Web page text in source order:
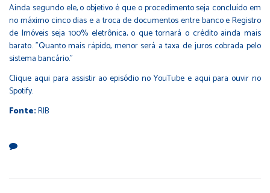
Ainda segundo ele, o objetivo é que o procedimento seja concluído em
no máximo cinco dias e a troca de documentos entre banco e Registro
de Imóveis seja 100% eletrônica, o que tornará o crédito ainda mais
barato. "Quanto mais rápido, menor será a taxa de juros cobrada pelo
sistema bancário."
Clique aqui para assistir ao episódio no YouTube e aqui para ouvir no
Spotify.
Fonte:RIB